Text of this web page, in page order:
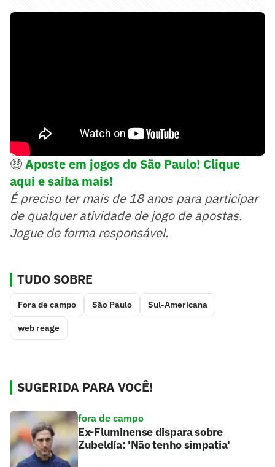
🤑Aposte em jogos do São Paulo! Clique
aqui e saiba mais!
É preciso ter mais de 18 anos para participar
de qualquer atividade de jogo de apostas.
Jogue de forma responsável.
TUDO SOBRE
Fora de campo São Paulo Sul-Americana
web reage
SUGERIDA PARA VOCÊ!
fora de campo
Ex-Fluminense dispara sobre
Zubeldía: 'Não tenho simpatia'